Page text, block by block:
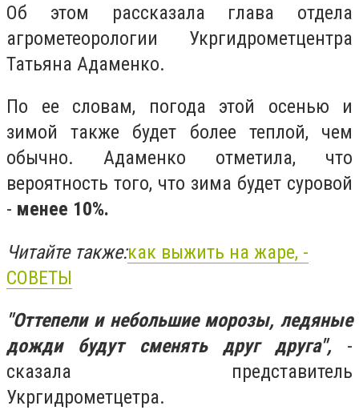
Об этом рассказала глава отдела
агрометеорологии Укргидрометцентра
Татьяна Адаменко.
По ее словам, погода этой осенью и
зимой также будет более теплой, чем
обычно. Адаменко отметила, что
вероятность того, что зима будет суровой
- менее 10%.
Читайте также:как выжить на жаре, -
СОВЕТЫ
"Оттепели и небольшие морозы, ледяные
дожди будут сменять друг друга", -
сказала представитель
Укргидрометцетра.